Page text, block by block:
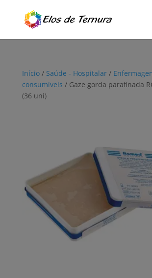
Início/ Saúde - Hospitalar/
consumíveis / Gaze gorda parafinada
(36 uni)